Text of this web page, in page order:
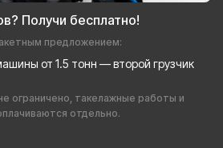
Получи бесплатно!
предложением:
от 1.5 тонн — второй грузчик
ограничено, такелажные работы и
отдельно.